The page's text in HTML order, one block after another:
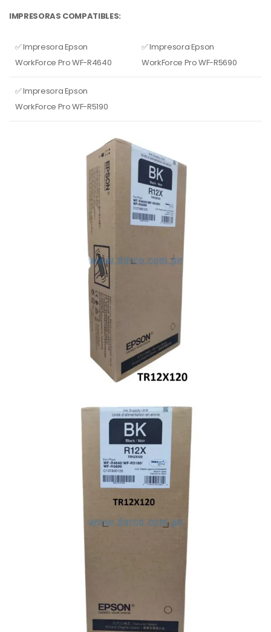
IMPRESORAS COMPATIBLES:
✅ Impresora Epson
WorkForce Pro WF-R4640
✅ Impresora Epson
WorkForce Pro WF-R5690
✅ Impresora Epson
WorkForce Pro WF-R5190